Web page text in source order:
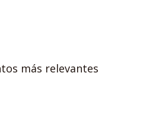
más relevantes